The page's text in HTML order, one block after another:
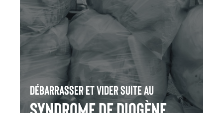
Débarrasser et vider suite au